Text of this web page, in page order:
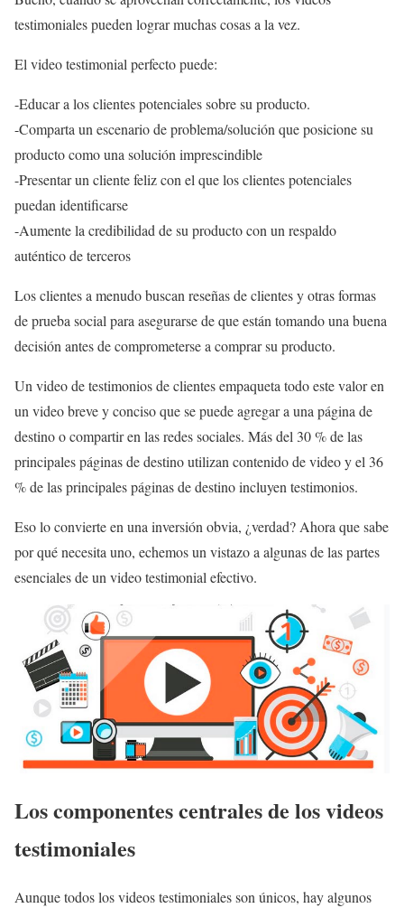
testimoniales pueden lograr muchas cosas a la vez.
El video testimonial perfecto puede:
-Educar a los clientes potenciales sobre su producto.
-Comparta un escenario de problema/solución que posicione su
producto como una solución imprescindible
-Presentar un cliente feliz con el que los clientes potenciales
puedan identificarse
-Aumente la credibilidad de su producto con un respaldo
auténtico de terceros
Los clientes a menudo buscan reseñas de clientes y otras formas
de prueba social para asegurarse de que están tomando una buena
decisión antes de comprometerse a comprar su producto.
Un video de testimonios de clientes empaqueta todo este valor en
un video breve y conciso que se puede agregar a una página de
destino o compartir en las redes sociales. Más del 30 % de las
principales páginas de destino utilizan contenido de video y el 36
% de las principales páginas de destino incluyen testimonios.
Eso lo convierte en una inversión obvia, ¿verdad? Ahora que sabe
por qué necesita uno, echemos un vistazo a algunas de las partes
esenciales de un video testimonial efectivo.
Los componentes centrales de los videos
testimoniales
Aunque todos los videos testimoniales son únicos, hay algunos